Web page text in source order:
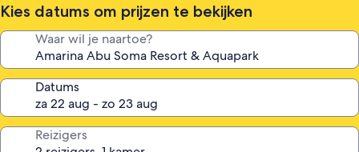
Kies datums om prijzen te bekijken
Waar wil je naartoe?
Datums
Reizigers